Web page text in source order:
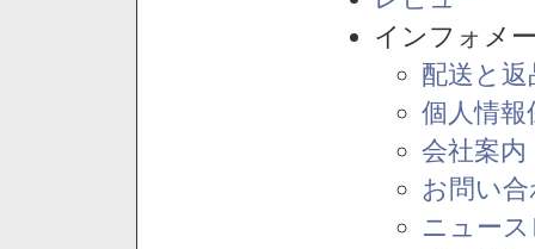
インフォメ
配送と
個人情報
会社案内
お問い
ニュー